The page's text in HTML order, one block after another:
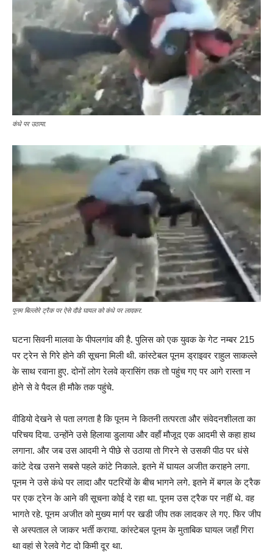
कंधे पर उठाया.
पूनम बिल्लोरे ट्रैक पर ऐसे दौडे घायल को कंधे पर लादकर.
घटना सिवनी मालवा के पीपलगांव की है. पुलिस को एक युवक के गेट नम्बर 215
पर ट्रेन से गिरे होने की सूचना मिली थी. कांस्टेबल पूनम ड्राइवर राहुल साकल्ले
के साथ रवाना हुए. दोनों लोग रेलवे क्रासिंग तक तो पहुंच गए पर आगे रास्ता न
होने से वे पैदल ही मौके तक पहुंचे.
वीडियो देखने से पता लगता है कि पूनम ने कितनी तत्परता और संवेदनशीलता का
परिचय दिया. उन्होंने उसे हिलाया डुलाया और वहाँ मौजूद एक आदमी से कहा हाथ
लगाना. और जब उस आदमी ने पीछे से उठाया तो गिरने से उसकी पीठ पर धंसे
कांटे देख उसने सबसे पहले कांटे निकाले. इतने में घायल अजीत कराहने लगा.
पूनम ने उसे कंधे पर लादा और पटरियों के बीच भागने लगे. इतने में बगल के ट्रैक
पर एक ट्रेन के आने की सूचना कोई दे रहा था. पूनम उस ट्रैक पर नहीं थे. वह
भागते रहे. पूनम अजीत को मुख्य मार्ग पर खडी जीप तक लादकर ले गए. फिर जीप
से अस्पताल ले जाकर भर्ती कराया. कांस्टेबल पूनम के मुताबिक घायल जहाँ गिरा
था वहां से रेलवे गेट दो किमी दूर था.